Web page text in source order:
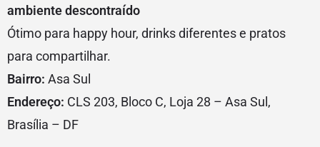
ambiente descontraído
Ótimo para happy hour, drinks diferentes e pratos
para compartilhar.
Bairro: Asa Sul
Endereço: CLS 203, Bloco C, Loja 28 – Asa Sul,
Brasília – DF